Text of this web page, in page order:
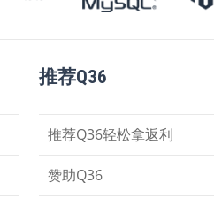
推荐Q36
推荐Q36轻松拿返利
赞助Q36